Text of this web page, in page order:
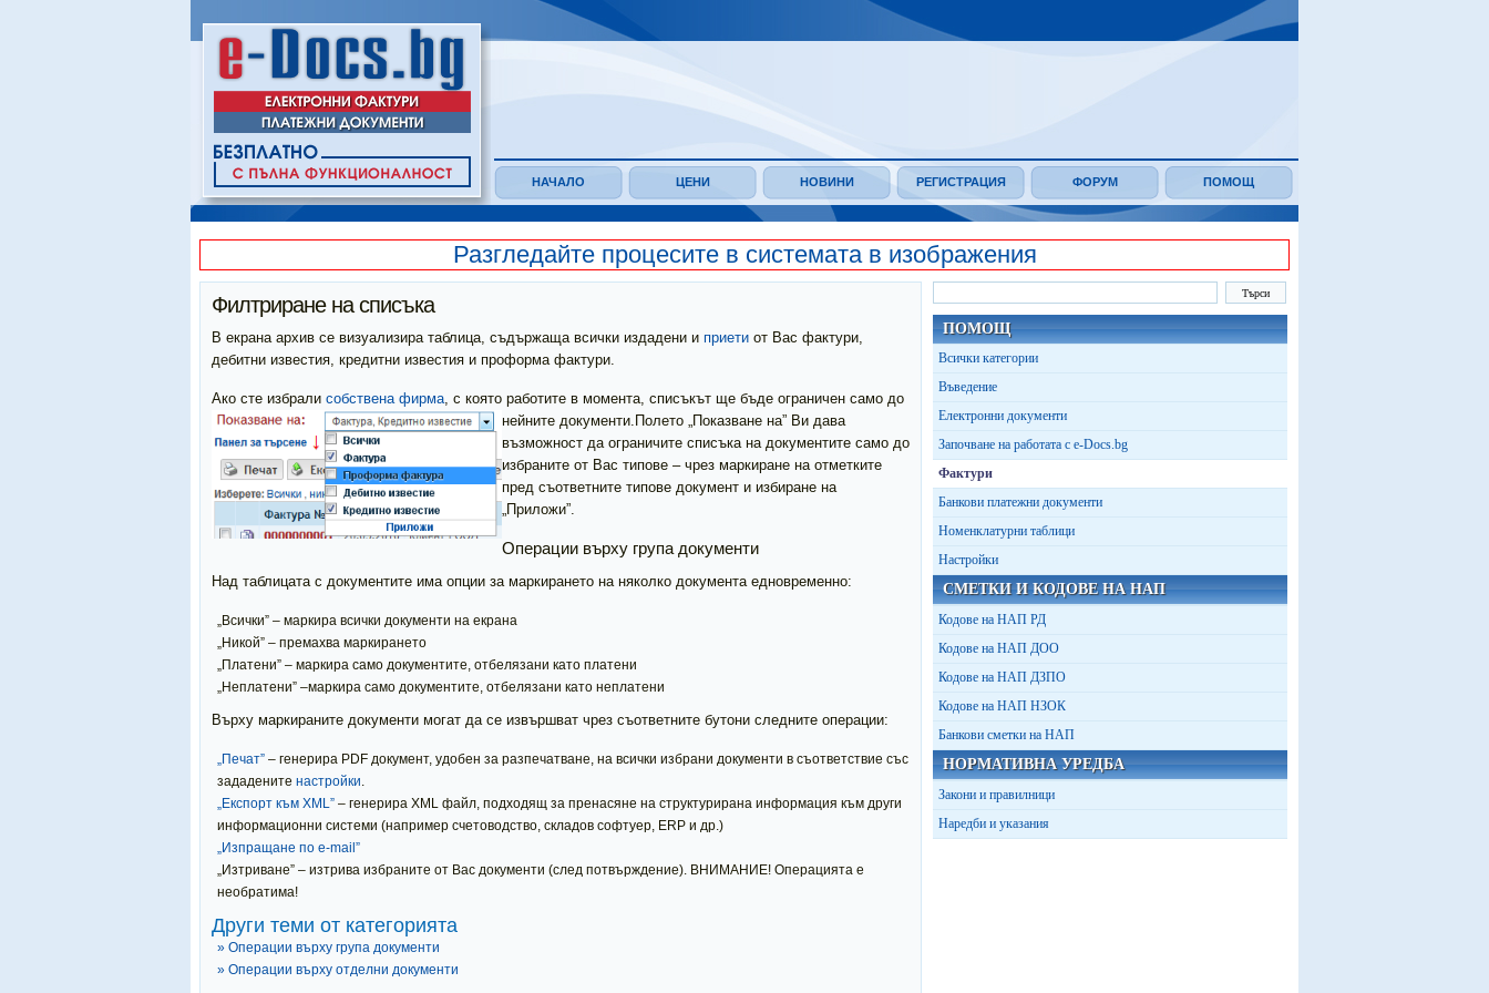
НАЧАЛО ЦЕНИ НОВИНИ РЕГИСТРАЦИЯ ФОРУМ ПОМОЩ
Разгледайте процесите в системата в изображения
Филтриране на списъка
В екрана архив се визуализира таблица, съдържаща всички издадени и приети от Вас фактури,
дебитни известия, кредитни известия и проформа фактури.
Ако сте избрали собствена фирма, с която работите в момента, списъкът ще бъде ограничен само до
нейните документи. Полето „Показване на” Ви дава
възможност да ограничите списъка на документите само до
избраните от Вас типове – чрез маркиране на отметките
пред съответните типове документ и избиране на
„Приложи”.
Операции върху група документи
Над таблицата с документите има опции за маркирането на няколко документа едновременно:
„Всички” – маркира всички документи на екрана
„Никой” – премахва маркирането
„Платени” – маркира само документите, отбелязани като платени
„Неплатени” –маркира само документите, отбелязани като неплатени
Върху маркираните документи могат да се извършват чрез съответните бутони следните операции:
„Печат” – генерира PDF документ, удобен за разпечатване, на всички избрани документи в съответствие със
зададените настройки.
„Експорт към XML” – генерира XML файл, подходящ за пренасяне на структурирана информация към други
информационни системи (например счетоводство, складов софтуер, ERP и др.)
„Изпращане по e-mail”
„Изтриване” – изтрива избраните от Вас документи (след потвърждение). ВНИМАНИЕ! Операцията е
необратима!
Други теми от категорията
» Операции върху група документи
» Операции върху отделни документи
ПОМОЩ
Всички категории
Въведение
Електронни документи
Започване на работата с e-Docs.bg
Фактури
Банкови платежни документи
Номенклатурни таблици
Настройки
СМЕТКИ И КОДОВЕ НА НАП
Кодове на НАП РД
Кодове на НАП ДОО
Кодове на НАП ДЗПО
Кодове на НАП НЗОК
Банкови сметки на НАП
НОРМАТИВНА УРЕДБА
Закони и правилници
Наредби и указания